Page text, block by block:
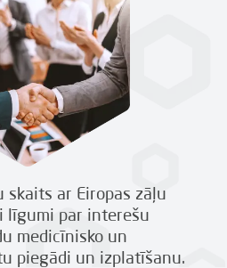
skaits ar Eiropas zāļu
līgumi par interešu
medicīnisko un
piegādi un izplatīšanu.